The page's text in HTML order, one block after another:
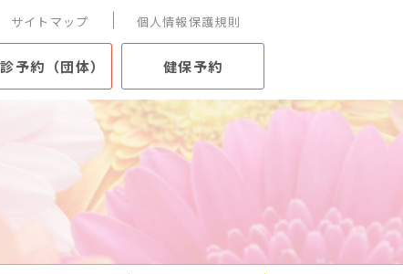
サイトマップ 個人情報保護規則
予約（団体） 健保予約